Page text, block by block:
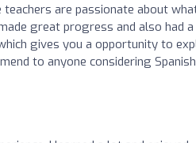
are passionate about
great progress and also had
gives you a opportunity to
to anyone considering Spanish